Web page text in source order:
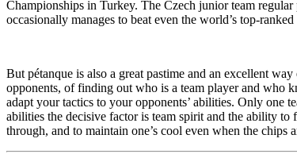
Championships in Turkey. The Czech junior team
occasionally manages to beat even the world’s top-ranked
But pétanque is also a great pastime and an excellent
opponents, of finding out who is a team player and who
adapt your tactics to your opponents’ abilities. Only one
abilities the decisive factor is team spirit and the ability
through, and to maintain one’s cool even when the chips